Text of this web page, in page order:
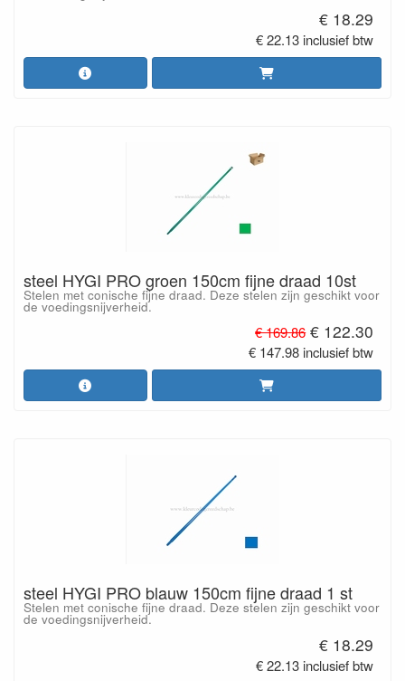
€ 18.29
€ 22.13 inclusief btw
steel HYGI PRO groen 150cm fijne draad 10st
Stelen met conische fijne draad. Deze stelen zijn geschikt voor
de voedingsnijverheid.
€ 169.86 € 122.30
€ 147.98 inclusief btw
steel HYGI PRO blauw 150cm fijne draad 1 st
Stelen met conische fijne draad. Deze stelen zijn geschikt voor
de voedingsnijverheid.
€ 18.29
€ 22.13 inclusief btw